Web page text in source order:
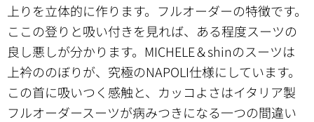
上りを立体的に作ります。フルオーダーの特徴です。
ここの登りと吸い付きを見れば、ある程度スーツの
良し悪しが分かります。MICHELE＆shinのスーツは
上衿ののぼりが、究極のNAPOLI仕様にしています。
この首に吸いつく感触と、カッコよさはイタリア製
フルオーダースーツが病みつきになる一つの間違い